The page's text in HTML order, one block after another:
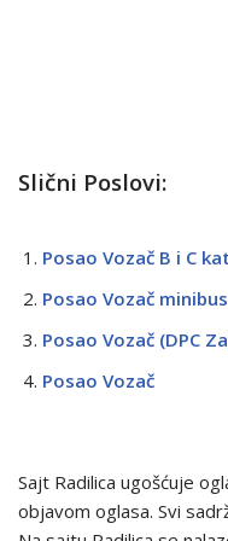
Slični Poslovi:
Posao Vozač B i C
Posao Vozač
Posao Vozač (DPC
Posao Vozač
Sajt Radilica ugošćuje
objavom oglasa. Svi